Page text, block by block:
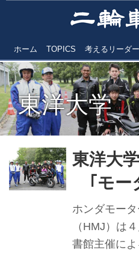
ホーム TOPICS 考えるリーダー
東洋大学
東洋大
｢モー
レッジ
ホンダモー
（HMJ）は
書館主催に